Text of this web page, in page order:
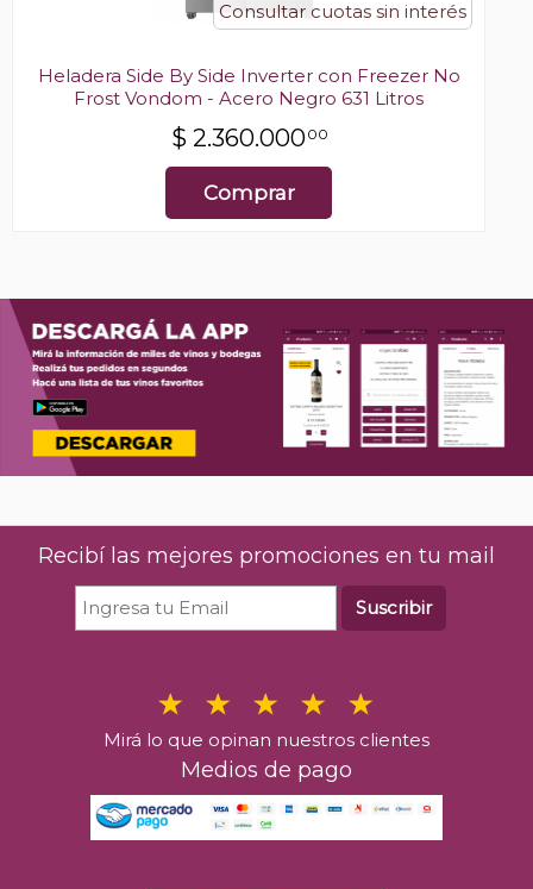
Consultar cuotas sin interés
Heladera Side By Side Inverter con Freezer No
Frost Vondom - Acero Negro 631 Litros
$ 2.360.00000
Comprar
Recibí las mejores promociones en tu mail
Suscribir
Mirá lo que opinan nuestros clientes
Medios de pago